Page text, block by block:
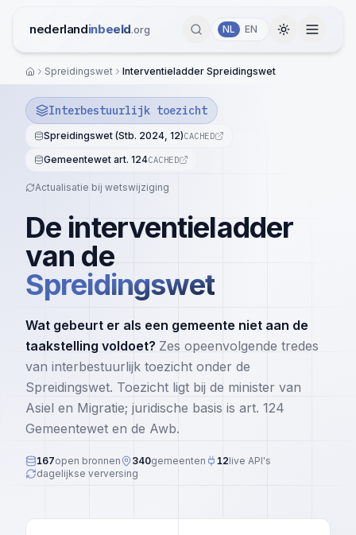
nederlandinbeeld.org NL EN Toggle
Demografie
Migratie Overzicht
Remigratie
Gezondheid
Wijken & Buurten
Vaccinatiegraad
Asiel Migratie
IND Beslissingen
Instroom/Uitstroom
Spreidingswet
AMV Tracker
Vervangingsmigratie
Integratie
Inburgering
Geletterdheid
Uitkeringen
Wanbetalers
Armoede & Migratie
LHBTIQ+ Acceptatie
Geldovermakingen
Vrouwenbesnijdenis (VGV)
Woningbezit
Woningvoorraad
Berekening
Veiligheid
Veiligheid & Perceptie
Criminaliteit
COA Incidenten
Zedenmisdrijven
Gedetineerden
Huiselijk Geweld
Agressie Hulpverleners
Rechtspraak
Kosten
Kosten Migratie
Kosten Asielopvang
Tools
Beleidsimpact
Media & Framing
Regeerakkoord 2026
Migratiebarometer
Organisaties
HomeSpreidingswet Interventieladder Spreidingswet
Interbestuurlijk toezicht
Spreidingswet (Stb. 2024, 12)CACHED
Gemeentewet art. 124CACHED
Actualisatie bij wetswijziging
De interventieladder
van de
Spreidingswet
Wat gebeurt er als een gemeente niet aan de
taakstelling voldoet? Zes opeenvolgende tredes
van interbestuurlijk toezicht onder de
Spreidingswet. Toezicht ligt bij de minister van
Asiel en Migratie; juridische basis is art. 124
Gemeentewet en de Awb.
167open bronnen 340gemeenten 12live API's
dagelijkse verversing